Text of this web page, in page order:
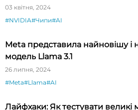
03 квітня, 2024
#NVIDIA#Чипи#AI
Meta представила найновішу
модель Llama 3.1
26 липня, 2024
#Meta#Llama#AI
Лайфхаки: Як тестувати великі